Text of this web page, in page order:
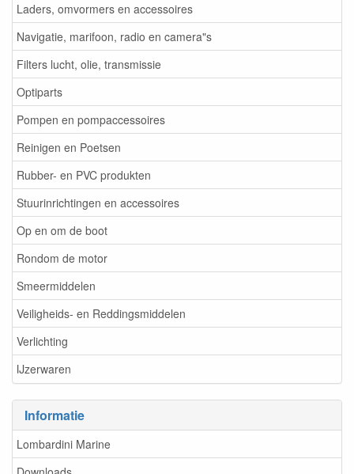
Laders, omvormers en accessoires
Navigatie, marifoon, radio en camera"s
Filters lucht, olie, transmissie
Optiparts
Pompen en pompaccessoires
Reinigen en Poetsen
Rubber- en PVC produkten
Stuurinrichtingen en accessoires
Op en om de boot
Rondom de motor
Smeermiddelen
Veiligheids- en Reddingsmiddelen
Verlichting
IJzerwaren
Informatie
Lombardini Marine